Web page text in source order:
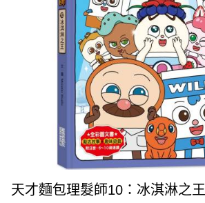
天才麵包理髮師10：冰淇淋之王